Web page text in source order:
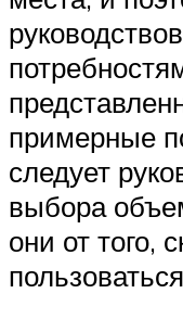
примерные
следует
выбора
они от того,